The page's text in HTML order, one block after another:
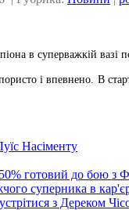
в суперважкій вазі
і впевнено. В
Насіменту
готовий до бою з
суперника в
з Дереком